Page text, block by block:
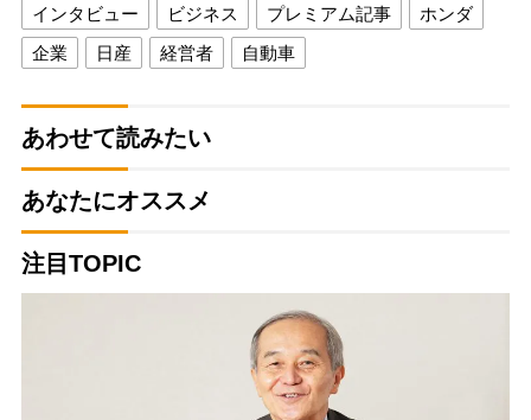
インタビュー ビジネス プレミアム記事
ホンダ
企業
日産 経営者 自動車
あわせて読みたい
あなたにオススメ
注目TOPIC